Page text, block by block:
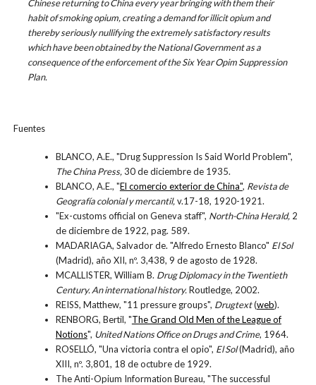
Chinese returning to China every year bringing with them their
habit of smoking opium, creating a demand for illicit opium and
thereby seriously nullifying the extremely satisfactory results
which have been obtained by the National Government as a
consequence of the enforcement of the Six Year Opim Suppression
Plan.
Fuentes
BLANCO, A.E., "Drug Suppression Is Said World Problem",
The China Press,30 de diciembre de 1935.
BLANCO, A.E., "El comercio exterior de China", Revista de
Geografía colonial y mercantil,v.17-18, 1920-1921.
"Ex-customs official on Geneva staff", North-China Herald,2
de diciembre de 1922, pag. 589.
MADARIAGA, Salvador de. "Alfredo Ernesto Blanco" El Sol
(Madrid), año XII, nº. 3,438, 9 de agosto de 1928.
MCALLISTER, William B. Drug Diplomacy in the Twentieth
Century. An international history.Routledge, 2002.
REISS, Matthew, "11 pressure groups", Drugtext(web).
RENBORG, Bertil, "The Grand Old Men of the League of
Notions", United Nations Office on Drugs and Crime, 1964.
ROSELLÓ, "Una victoria contra el opio", El Sol(Madrid), año
XIII, nº. 3,801, 18 de octubre de 1929.
The Anti-Opium Information Bureau, "The successful